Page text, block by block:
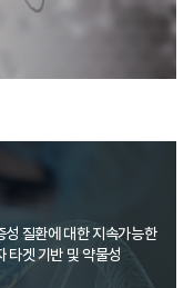
질환에 대한 지속가능한
타겟 기반 및 약물성